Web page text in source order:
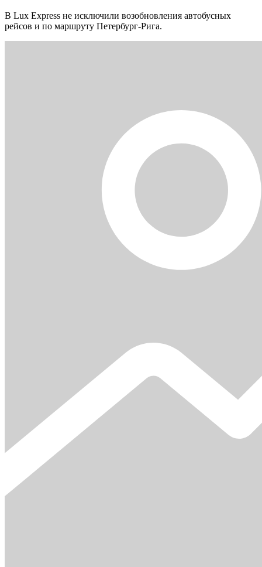
В Lux Express не исключили возобновления автобусных
рейсов и по маршруту Петербург-Рига.